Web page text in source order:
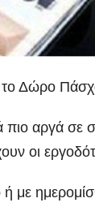
Δώρο
αργά σε
οι
με